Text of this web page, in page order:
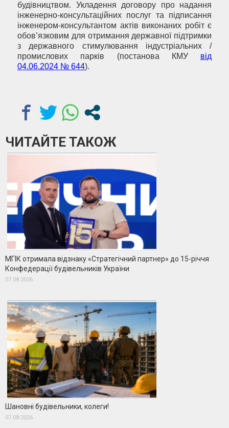
будівництвом. Укладення договору про надання
інженерно-консультаційних послуг та підписання
інженером-консультантом актів виконаних робіт є
обов’язковим для отримання державної підтримки
з державного стимулювання індустріальних /
промислових парків (постанова КМУ від
04.06.2024 № 644).
ЧИТАЙТЕ ТАКОЖ
МГІК отримала відзнаку «Стратегічний партнер» до 15-річчя
Конфедерації будівельників України
07.08.2026
Шановні будівельники, колеги!
07.08.2026